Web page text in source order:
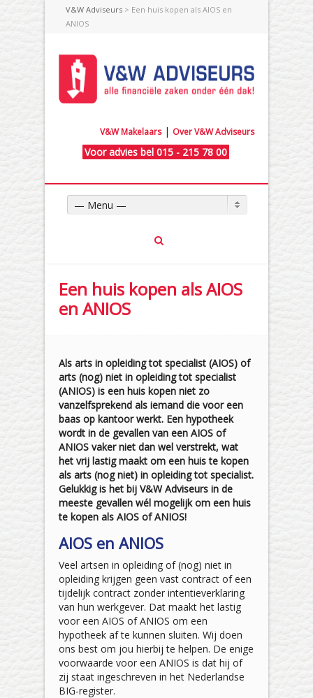
V&W Adviseurs > Een huis kopen als AIOS en
ANIOS
V&W Makelaars| Over V&W Adviseurs
Voor advies bel 015 - 215 78 00
— Menu —
Een huis kopen als AIOS
en ANIOS
Als arts in opleiding tot specialist (AIOS) of
arts (nog) niet in opleiding tot specialist
(ANIOS) is een huis kopen niet zo
vanzelfsprekend als iemand die voor een
baas op kantoor werkt. Een hypotheek
wordt in de gevallen van een AIOS of
ANIOS vaker niet dan wel verstrekt, wat
het vrij lastig maakt om een huis te kopen
als arts (nog niet) in opleiding tot specialist.
Gelukkig is het bij V&W Adviseurs in de
meeste gevallen wél mogelijk om een huis
te kopen als AIOS of ANIOS!
AIOS en ANIOS
Veel artsen in opleiding of (nog) niet in
opleiding krijgen geen vast contract of een
tijdelijk contract zonder intentieverklaring
van hun werkgever. Dat maakt het lastig
voor een AIOS of ANIOS om een
hypotheek af te kunnen sluiten. Wij doen
ons best om jou hierbij te helpen. De enige
voorwaarde voor een ANIOS is dat hij of
zij staat ingeschreven in het Nederlandse
BIG-register.